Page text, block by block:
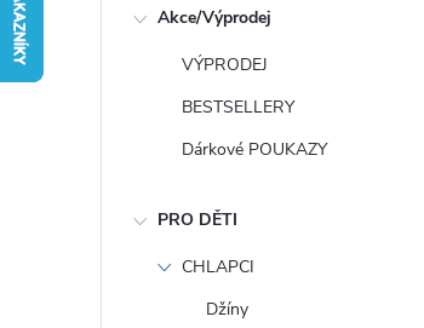
Akce/Výprodej
VÝPRODEJ
BESTSELLERY
Dárkové POUKAZY
PRO DĚTI
CHLAPCI
Džíny